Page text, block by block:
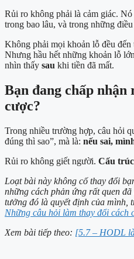
Rủi ro không phải là cảm giác.
trong bao lâu, và trong những
Không phải mọi khoản lỗ đều
Nhưng hầu hết những khoản lỗ
nhìn thấy sau khi tiền đã mất.
Bạn đang chấp
cược?
Trong nhiều trường hợp, câu hỏi
đúng thì sao”, mà là: nếu sai,
Rủi ro không giết người. Cấu
Loạt bài này không cố thay đổi
những cách phản ứng rất quen
tưởng đó là quyết định của mình,
Những câu hỏi làm thay đổi cách
Xem bài tiếp theo: [5.7 – HODL